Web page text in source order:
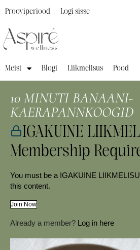
Meist Blogi Liikmelisus Pood
Prooviperiood Logi sisse
10 MINUTI BANAANI-
KAERAPANNKOOGID
IGAKUINE
Membership
You must be a IGAKUINE
this content.
Join Now
Already a member? Log in here